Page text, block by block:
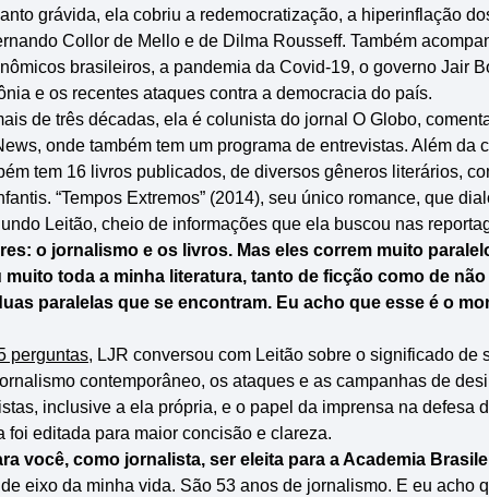
grávida, ela cobriu a redemocratização, a hiperinflação
Collor de Mello e de Dilma Rousseff. Também
brasileiros, a pandemia da Covid-19, o governo Jair
e os recentes ataques contra a democracia do país.
de três décadas, ela é colunista do jornal O Globo,
onde também tem um programa de entrevistas. Além da
tem 16 livros publicados, de diversos gêneros literários,
“Tempos Extremos” (2014), seu único romance, que
Leitão, cheio de informações que ela buscou nas
o jornalismo e os livros. Mas eles correm muito
toda a minha literatura, tanto de ficção como de
paralelas que se encontram. Eu acho que esse é o
perguntas, LJR conversou com Leitão sobre o significado de
contemporâneo, os ataques e as campanhas de
inclusive a ela própria, e o papel da imprensa na defesa
foi editada para maior concisão e clareza.
você, como jornalista, ser eleita para a Academia
eixo da minha vida. São 53 anos de jornalismo. E eu acho